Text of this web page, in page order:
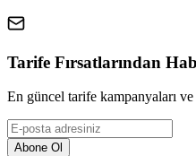
Tarife Fırsatlarından
En güncel tarife kampanyaları
Abone Ol